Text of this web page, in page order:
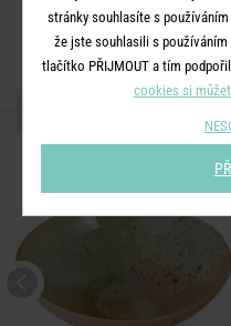
stránky souhlasíte s
že jste souhlasili s
tlačítko PŘIJMOUT a tím
cookies si